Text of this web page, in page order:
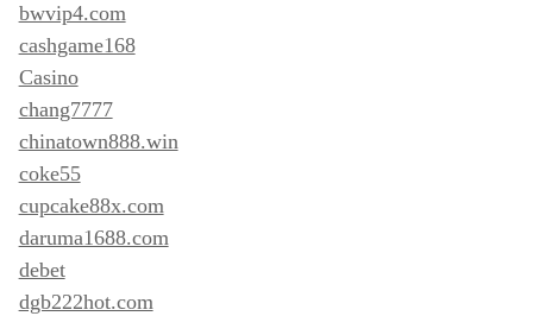
bwvip4.com
cashgame168
Casino
chang7777
chinatown888.win
coke55
cupcake88x.com
daruma1688.com
debet
dgb222hot.com